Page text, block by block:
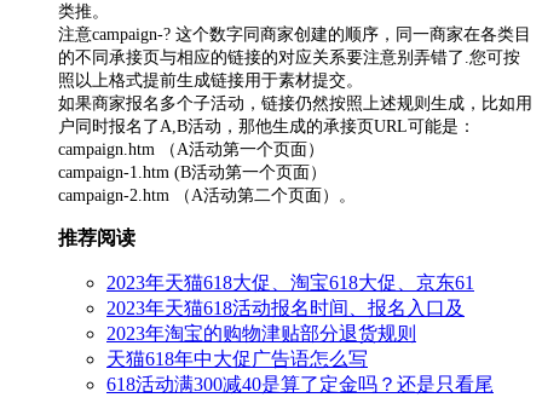
类推。
注意campaign-? 这个数字同商家创建的顺序，同一商家在各类目
的不同承接页与相应的链接的对应关系要注意别弄错了.您可按
照以上格式提前生成链接用于素材提交。
如果商家报名多个子活动，链接仍然按照上述规则生成，比如用
户同时报名了A,B活动，那他生成的承接页URL可能是：
campaign.htm （A活动第一个页面）
campaign-1.htm (B活动第一个页面）
campaign-2.htm （A活动第二个页面）。
推荐阅读
2023年天猫618大促、淘宝618大促、京东61
2023年天猫618活动报名时间、报名入口及
2023年淘宝的购物津贴部分退货规则
天猫618年中大促广告语怎么写
618活动满300减40是算了定金吗？还是只看尾